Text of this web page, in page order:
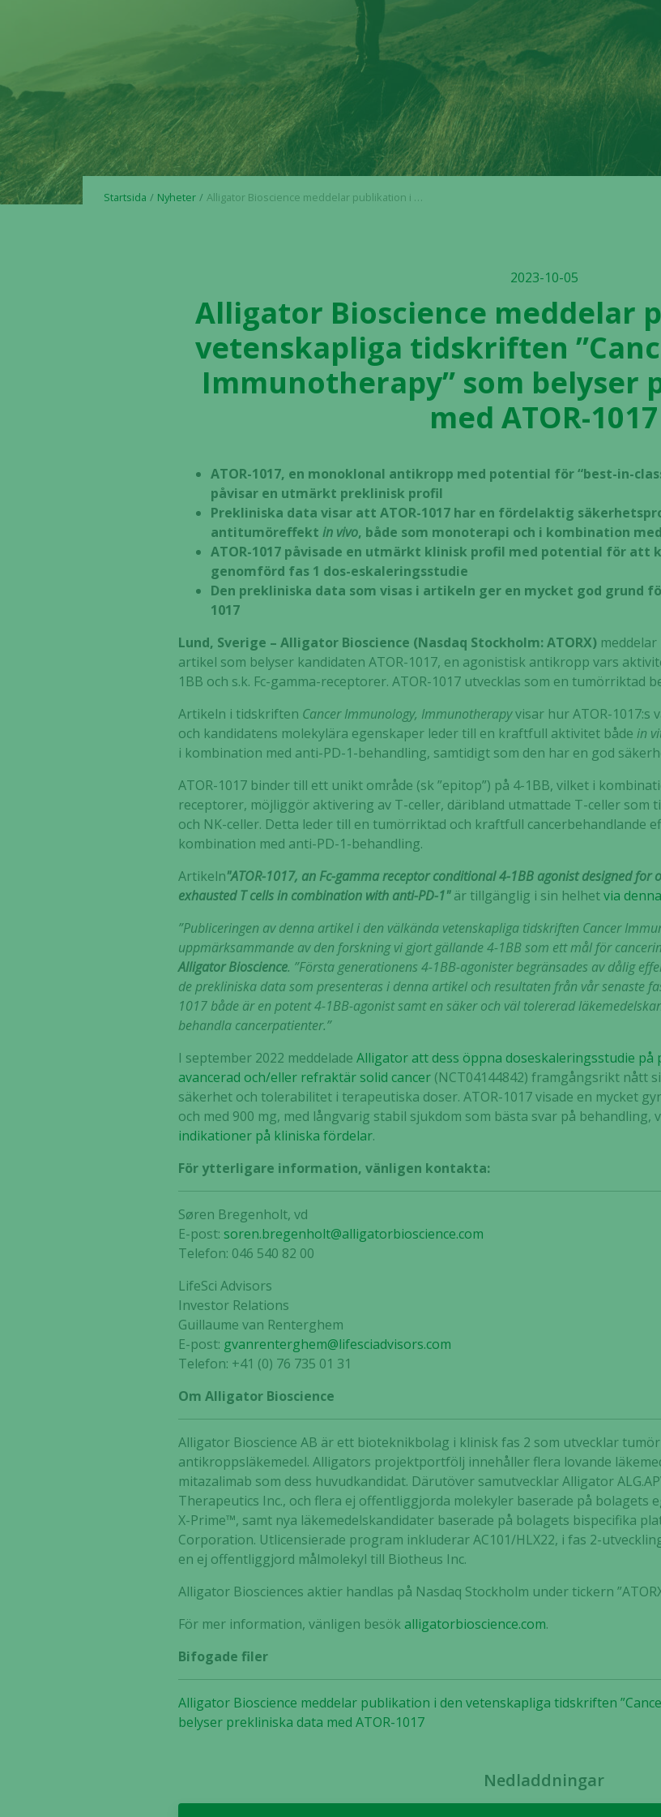
Startsida Nyheter Alligator Bioscience meddelar publikation i den vetenskapliga tidskriften ”Cancer Immunology, Immunotherapy” som belyser prekliniska data med ATOR-1017
2023-10-05
Alligator Bioscience meddelar
vetenskapliga tidskriften
Immunotherapy” som belyser
med ATOR-1017
ATOR-1017, en monoklonal antikropp med potential för “best-in-
påvisar en utmärkt preklinisk profil
Prekliniska data visar att ATOR-1017 har en fördelaktig
antitumöreffektin vivo, både som monoterapi och i kombination
ATOR-1017 påvisade en utmärkt klinisk profil med potential för att
genomförd fas 1 dos-eskaleringsstudie
Den prekliniska data som visas i artikeln ger en mycket god grund
1017
Lund, Sverige – Alligator Bioscience (Nasdaq Stockholm: ATORX)
artikel som belyser kandidaten ATOR-1017, en agonistisk antikropp vars
1BB och s.k. Fc-gamma-receptorer. ATOR-1017 utvecklas som en tumörriktad
Artikeln i tidskriften Cancer Immunology, Immunotherapyvisar hur ATOR-1017:s
och kandidatens molekylära egenskaper leder till en kraftfull aktivitet bådein
i kombination med anti-PD-1-behandling, samtidigt som den har en god
ATOR-1017 binder till ett unikt område (sk ”epitop”) på 4-1BB, vilket i
receptorer, möjliggör aktivering av T-celler, däribland utmattade T-celler
och NK-celler. Detta leder till en tumörriktad och kraftfull cancerbehandlande
kombination med anti-PD-1-behandling.
Artikeln"ATOR-1017, an Fc-gamma receptor conditional 4-1BB agonist designed for
exhausted T cells in combination with anti-PD-1"är tillgänglig i sin helhetvia
”Publiceringen av denna artikel i den välkända vetenskapliga tidskriften Cancer
uppmärksammande av den forskning vi gjort gällande 4-1BB som ett mål för
Alligator Bioscience. ”Första generationens 4-1BB-agonister begränsades av dålig
de prekliniska data som presenteras i denna artikel och resultaten från vår senaste
1017 både är en potent 4-1BB-agonist samt en säker och väl tolererad
behandla cancerpatienter.”
I september 2022 meddeladeAlligator att dess öppna doseskaleringsstudie
avancerad och/eller refraktär solid cancer (NCT04144842) framgångsrikt nått
säkerhet och tolerabilitet i terapeutiska doser. ATOR-1017 visade en mycket
och med 900 mg, med långvarig stabil sjukdom som bästa svar på
indikationer på kliniska fördelar.
För ytterligare information, vänligen kontakta:
Søren Bregenholt, vd
E-post: soren.bregenholt@alligatorbioscience.com
Telefon: 046 540 82 00
LifeSci Advisors
Investor Relations
Guillaume van Renterghem
E-post: gvanrenterghem@lifesciadvisors.com
Telefon: +41 (0) 76 735 01 31
Om Alligator Bioscience
Alligator Bioscience AB är ett bioteknikbolag i klinisk fas 2 som utvecklar
antikroppsläkemedel. Alligators projektportfölj innehåller flera lovande
mitazalimab som dess huvudkandidat. Därutöver samutvecklar Alligator
Therapeutics Inc., och flera ej offentliggjorda molekyler baserade på
X-Prime™, samt nya läkemedelskandidater baserade på bolagets bispecifika
Corporation. Utlicensierade program inkluderar AC101/HLX22, i fas 2-
en ej offentliggjord målmolekyl till Biotheus Inc.
Alligator Biosciences aktier handlas på Nasdaq Stockholm under tickern
För mer information, vänligen besökalligatorbioscience.com.
Bifogade filer
Alligator Bioscience meddelar publikation i den vetenskapliga tidskriften
belyser prekliniska data med ATOR-1017
Nedladdningar
Nödvändiga
Dessa kakor
går inte att
välja bort. De
behövs för
att hemsidan
fungera.
förbättra
uppbyggnad,
baserat på